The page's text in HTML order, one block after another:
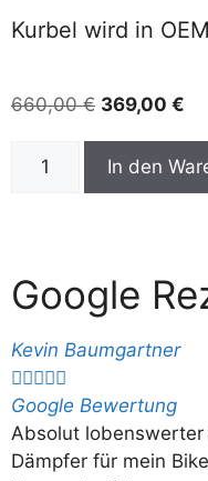
Kurbel wird in
660,00€ 369,00 €
In den
Google
Kevin Baumgartner

Google Bewertung
Absolut lobenswerter
Dämpfer für mein